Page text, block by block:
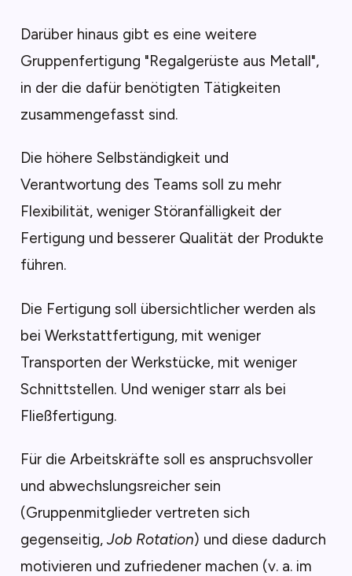
Darüber hinaus gibt es eine weitere
Gruppenfertigung "Regalgerüste aus Metall",
in der die dafür benötigten Tätigkeiten
zusammengefasst sind.
Die höhere Selbständigkeit und
Verantwortung des Teams soll zu mehr
Flexibilität, weniger Störanfälligkeit der
Fertigung und besserer Qualität der Produkte
führen.
Die Fertigung soll übersichtlicher werden als
bei Werkstattfertigung, mit weniger
Transporten der Werkstücke, mit weniger
Schnittstellen. Und weniger starr als bei
Fließfertigung.
Für die Arbeitskräfte soll es anspruchsvoller
und abwechslungsreicher sein
(Gruppenmitglieder vertreten sich
gegenseitig,Job Rotation) und diese dadurch
motivieren und zufriedener machen (v. a. im